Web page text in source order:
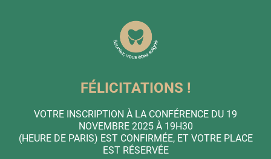
FÉLICITATIONS !
VOTRE INSCRIPTION À LA CONFÉRENCE DU 19
NOVEMBRE 2025 À 19H30
(HEURE DE PARIS) EST CONFIRMÉE, ET VOTRE PLACE
EST RÉSERVÉE